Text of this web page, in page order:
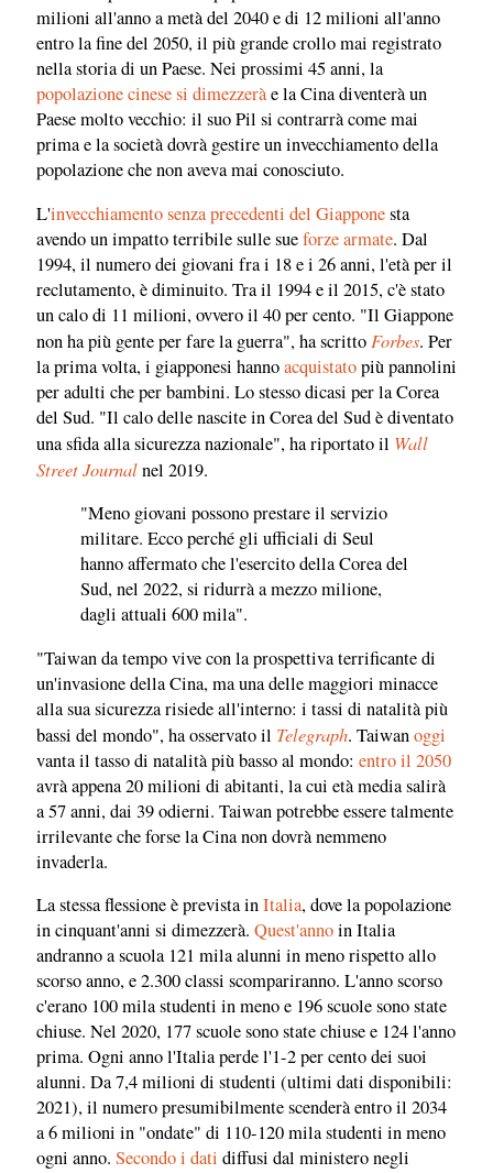
milioni all'anno a metà del 2040 e di 12 milioni all'anno
entro la fine del 2050, il più grande crollo mai registrato
nella storia di un Paese. Nei prossimi 45 anni, la
popolazione cinese si dimezzeràe la Cina diventerà un
Paese molto vecchio: il suo Pil si contrarrà come mai
prima e la società dovrà gestire un invecchiamento della
popolazione che non aveva mai conosciuto.
L'invecchiamento senza precedenti del Giapponesta
avendo un impatto terribile sulle sueforze armate. Dal
1994, il numero dei giovani fra i 18 e i 26 anni, l'età per il
reclutamento, è diminuito. Tra il 1994 e il 2015, c'è stato
un calo di 11 milioni, ovvero il 40 per cento. "Il Giappone
non ha più gente per fare la guerra", ha scritto Forbes. Per
la prima volta, i giapponesi hannoacquistatopiù pannolini
per adulti che per bambini. Lo stesso dicasi per la Corea
del Sud. "Il calo delle nascite in Corea del Sud è diventato
una sfida alla sicurezza nazionale", ha riportato il Wall
Street Journalnel 2019.
"Meno giovani possono prestare il servizio
militare. Ecco perché gli ufficiali di Seul
hanno affermato che l'esercito della Corea del
Sud, nel 2022, si ridurrà a mezzo milione,
dagli attuali 600 mila".
"Taiwan da tempo vive con la prospettiva terrificante di
un'invasione della Cina, ma una delle maggiori minacce
alla sua sicurezza risiede all'interno: i tassi di natalità più
bassi del mondo", ha osservato il Telegraph. Taiwanoggi
vanta il tasso di natalità più basso al mondo: entro il 2050
avrà appena 20 milioni di abitanti, la cui età media salirà
a 57 anni, dai 39 odierni. Taiwan potrebbe essere talmente
irrilevante che forse la Cina non dovrà nemmeno
invaderla.
La stessa flessione è prevista inItalia, dove la popolazione
in cinquant'anni si dimezzerà. Quest'annoin Italia
andranno a scuola 121 mila alunni in meno rispetto allo
scorso anno, e 2.300 classi scompariranno. L'anno scorso
c'erano 100 mila studenti in meno e 196 scuole sono state
chiuse. Nel 2020, 177 scuole sono state chiuse e 124 l'anno
prima. Ogni anno l'Italia perde l'1-2 per cento dei suoi
alunni. Da 7,4 milioni di studenti (ultimi dati disponibili:
2021), il numero presumibilmente scenderà entro il 2034
a 6 milioni in "ondate" di 110-120 mila studenti in meno
ogni anno. Secondo i dati diffusi dal ministero negli